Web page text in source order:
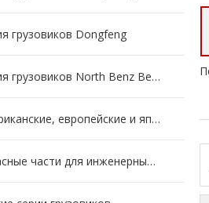
грузовиков Dongfeng
Серия грузовиков North Benz Beiben
Американские, европейские и японские серии грузовиков
Запасные части для инженерных машин для карьерных самосвалов